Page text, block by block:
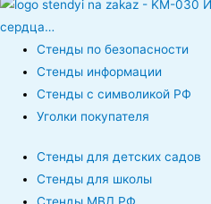
Стенды по безопасности
Стенды информации
Стенды с символикой РФ
Уголки покупателя
Стенды для детских садов
Стенды для школы